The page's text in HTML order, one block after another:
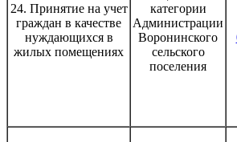
24. Принятие на учет
граждан в качестве
нуждающихся в
жилых помещениях
категории
Администрации
Воронинского
сельского
поселения